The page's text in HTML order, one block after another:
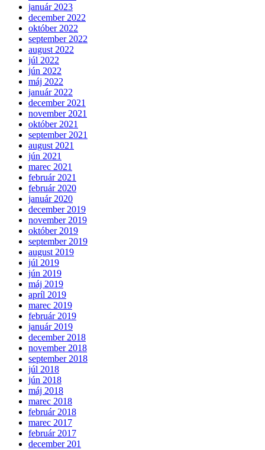
január 2023
december 2022
október 2022
september 2022
august 2022
júl 2022
jún 2022
máj 2022
január 2022
december 2021
november 2021
október 2021
september 2021
august 2021
jún 2021
marec 2021
február 2021
február 2020
január 2020
december 2019
november 2019
október 2019
september 2019
august 2019
júl 2019
jún 2019
máj 2019
apríl 2019
marec 2019
február 2019
január 2019
december 2018
november 2018
september 2018
júl 2018
jún 2018
máj 2018
marec 2018
február 2018
marec 2017
február 2017
december 201